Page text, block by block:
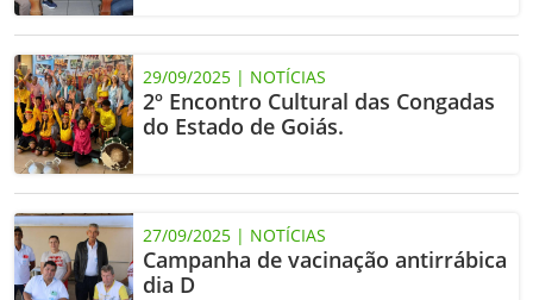
29/09/2025 | NOTÍCIAS
2º Encontro Cultural das Congadas
do Estado de Goiás.
27/09/2025 | NOTÍCIAS
Campanha de vacinação antirrábica
dia D